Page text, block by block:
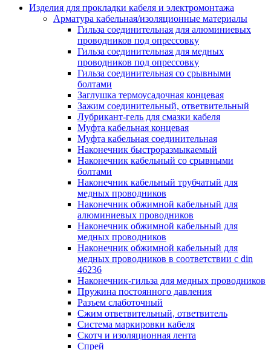
монтажные
Деталь крепежная для несущих и и
профильных реек
Зажим для крышки системы
поддержки кабелей
Кронштейн для кабельного лотка
Крышка для кабельных лотков
лотков
Лоток кабельный лестничный
Лоток кабельный листовой
Лоток кабельный проволочный
Настенный и потолочный
для кабельного лотка
Несущий профиль
лотков
Ответвление т-образное для
лотков
Пластина монтажная для
лотка
Потолочный кронштейн для
прокладки кабеля
Потолочный профиль для
Разделитель для лотка
Рейки профильные
несущие
Секция угловая для кабельных
Соединитель для кабельных
Каналы настенного и потолочного
Изделия для прокладки кабеля и электромонтажа
Арматура кабельная/изоляционные материалы
Гильза соединительная для алюминиевых
проводников под опрессовку
Гильза соединительная для медных
проводников под опрессовку
Гильза соединительная со срывными
болтами
Заглушка термоусадочная концевая
Зажим соединительный, ответвительный
Лубрикант-гель для смазки кабеля
Муфта кабельная концевая
Муфта кабельная соединительная
Наконечник быстроразмыкаемый
Наконечник кабельный со срывными
болтами
Наконечник кабельный трубчатый для
медных проводников
Наконечник обжимной кабельный для
алюминиевых проводников
Наконечник обжимной кабельный для
медных проводников
Наконечник обжимной кабельный для
медных проводников в соответствии с din
46236
Наконечник-гильза для медных проводников
Пружина постоянного давления
Разъем слаботочный
Сжим ответвительный, ответвитель
Система маркировки кабеля
Скотч и изоляционная лента
Спрей